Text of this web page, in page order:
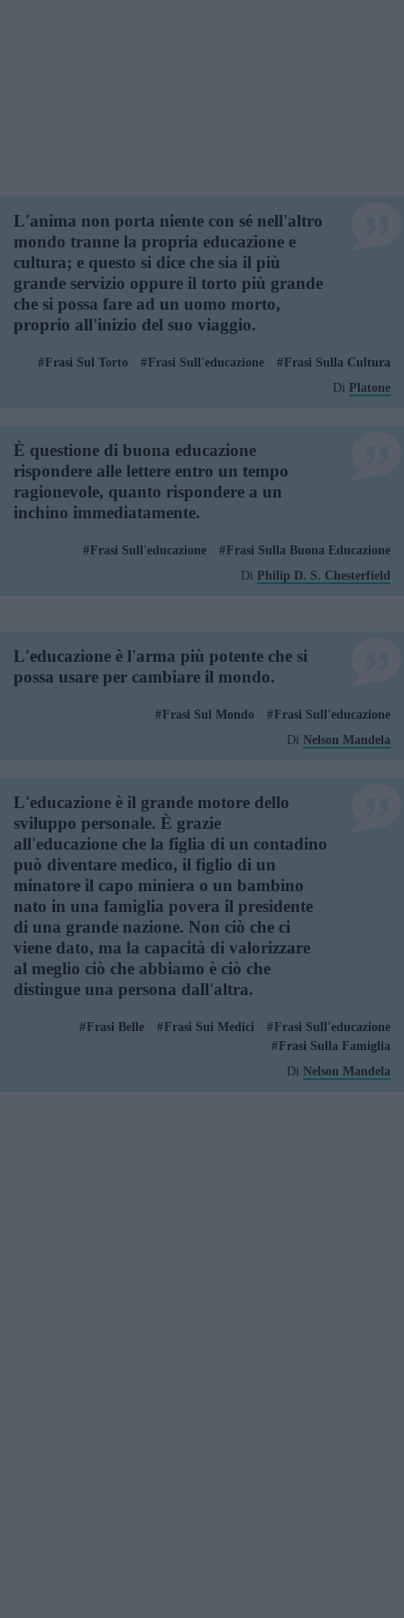
L'anima non porta niente con sé nell'altro
mondo tranne la propria educazione e
cultura; e questo si dice che sia il più
grande servizio oppure il torto più grande
che si possa fare ad un uomo morto,
proprio all'inizio del suo viaggio.
Frasi Sul Torto Frasi Sull'educazione
Frasi Sulla Cultura
Di Platone
È questione di buona educazione
rispondere alle lettere entro un tempo
ragionevole, quanto rispondere a un
inchino immediatamente.
Frasi Sull'educazione
Frasi Sulla Buona Educazione
Di Philip D. S. Chesterfield
L'educazione è l'arma più potente che si
possa usare per cambiare il mondo.
Frasi Sul Mondo
Frasi Sull'educazione
Di Nelson Mandela
L'educazione è il grande motore dello
sviluppo personale. È grazie
all'educazione che la figlia di un contadino
può diventare medico, il figlio di un
minatore il capo miniera o un bambino
nato in una famiglia povera il presidente
di una grande nazione. Non ciò che ci
viene dato, ma la capacità di valorizzare
al meglio ciò che abbiamo è ciò che
distingue una persona dall'altra.
Frasi Belle Frasi Sui Medici
Frasi Sull'educazione
Frasi Sulla Famiglia
Di Nelson Mandela